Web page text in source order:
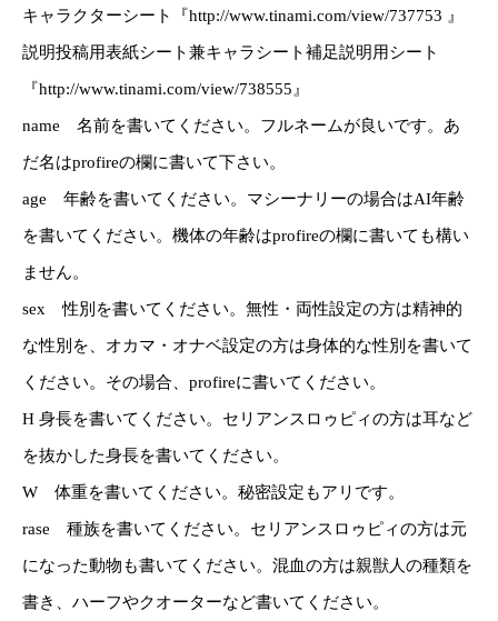
キャラクターシート『http://www.tinami.com/view/737753 』
説明投稿用表紙シート兼キャラシート補足説明用シート
『http://www.tinami.com/view/738555』
name 名前を書いてください。フルネームが良いです。あ
だ名はprofireの欄に書いて下さい。
age 年齢を書いてください。マシーナリーの場合はAI年齢
を書いてください。機体の年齢はprofireの欄に書いても構い
ません。
sex 性別を書いてください。無性・両性設定の方は精神的
な性別を、オカマ・オナベ設定の方は身体的な性別を書いて
ください。その場合、profireに書いてください。
H 身長を書いてください。セリアンスロゥピィの方は耳など
を抜かした身長を書いてください。
W 体重を書いてください。秘密設定もアリです。
rase 種族を書いてください。セリアンスロゥピィの方は元
になった動物も書いてください。混血の方は親獣人の種類を
書き、ハーフやクオーターなど書いてください。